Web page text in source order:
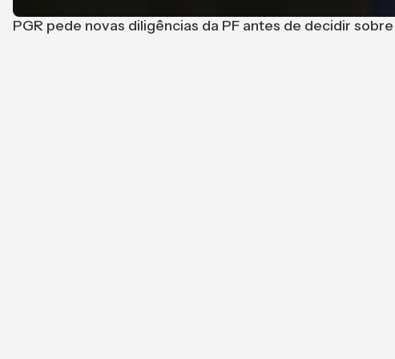
PGR pede novas diligências da PF antes de decidir